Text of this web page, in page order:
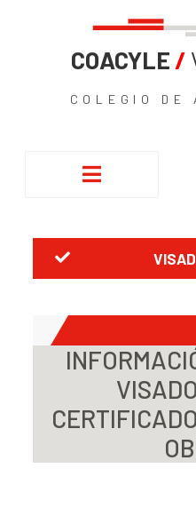
COACYLE /
COLEGIO DE